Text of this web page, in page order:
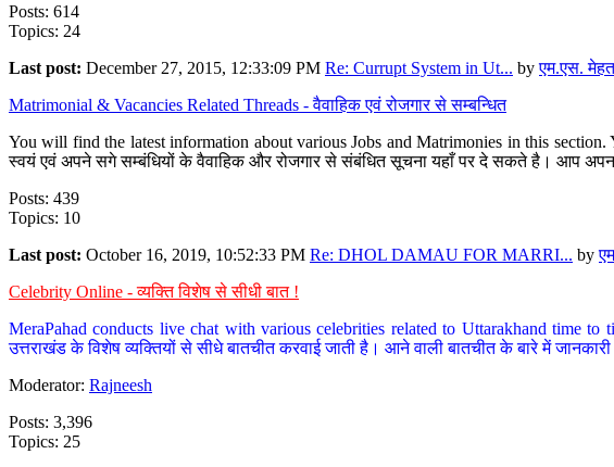
Posts: 614
Topics: 24
Last post: December 27, 2015, 12:33:09 PM Re: Currupt System in Ut... byएम.एस.
Matrimonial & Vacancies Related Threads - वैवाहिक एवं रोजगार से सम्बन्धित
You will find the latest information about various Jobs and Matrimonies in this
स्वयं एवं अपने सगे सम्बंधियों के वैवाहिक और रोजगार से संबंधित सूचना यहाँ पर दे सकते है। आप
Posts: 439
Topics: 10
Last post: October 16, 2019, 10:52:33 PM Re: DHOL DAMAU FOR MARRI... by
Celebrity Online - व्यक्ति विशेष से सीधी बात !
MeraPahad conducts live chat with various celebrities related to Uttarakhand time
उत्तराखंड के विशेष व्यक्तियों से सीधे बातचीत करवाई जाती है। आने वाली बातचीत के बारे में
Moderator: Rajneesh
Posts: 3,396
Topics: 25